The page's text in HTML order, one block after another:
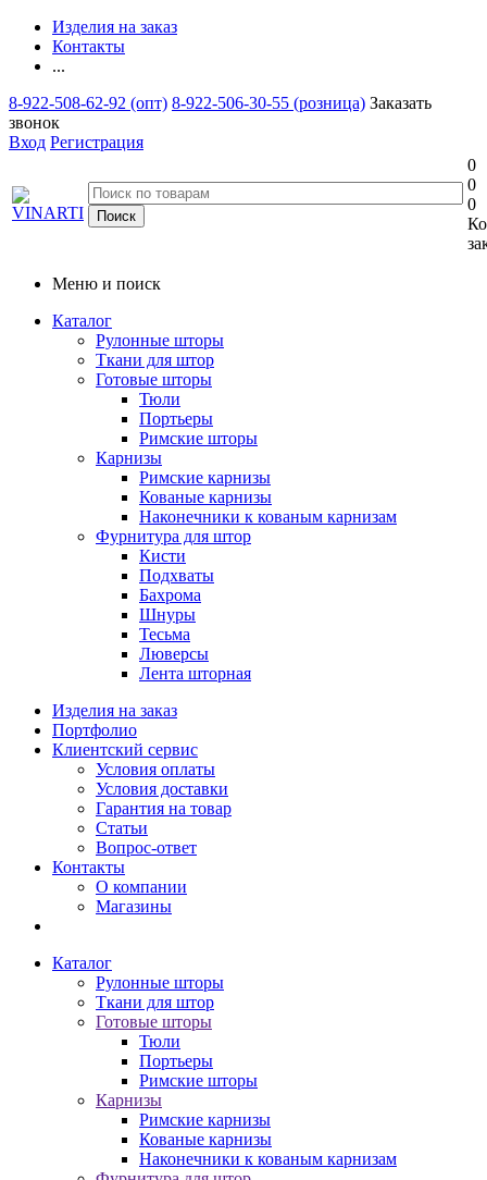
Изделия на заказ
Контакты
...
8-922-508-62-92 (опт) 8-922-506-30-55 (розница) Заказать
звонок
Вход Регистрация
0
0
0
Меню и поиск
Каталог
Рулонные шторы
Ткани для штор
Готовые шторы
Тюли
Портьеры
Римские шторы
Карнизы
Римские карнизы
Кованые карнизы
Наконечники к кованым карнизам
Фурнитура для штор
Кисти
Подхваты
Бахрома
Шнуры
Тесьма
Люверсы
Лента шторная
Изделия на заказ
Портфолио
Клиентский сервис
Условия оплаты
Условия доставки
Гарантия на товар
Статьи
Вопрос-ответ
Контакты
О компании
Магазины
Каталог
Рулонные шторы
Ткани для штор
Готовые шторы
Тюли
Портьеры
Римские шторы
Карнизы
Римские карнизы
Кованые карнизы
Наконечники к кованым карнизам